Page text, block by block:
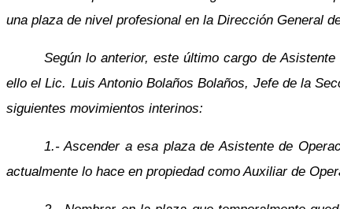
una plaza de nivel profesional en la Dirección General
Según lo anterior, este último cargo de
ello el Lic. Luis Antonio Bolaños Bolaños, Jefe de la
siguientes movimientos interinos:
1.- Ascender a esa plaza de Asistente de
actualmente lo hace en propiedad como Auxiliar de